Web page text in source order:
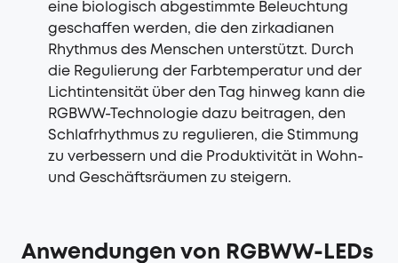
eine biologisch abgestimmte Beleuchtung
geschaffen werden, die den zirkadianen
Rhythmus des Menschen unterstützt. Durch
die Regulierung der Farbtemperatur und der
Lichtintensität über den Tag hinweg kann die
RGBWW-Technologie dazu beitragen, den
Schlafrhythmus zu regulieren, die Stimmung
zu verbessern und die Produktivität in Wohn-
und Geschäftsräumen zu steigern.
Anwendungen von RGBWW-LEDs